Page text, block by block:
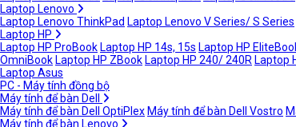
Laptop Lenovo
Laptop Lenovo ThinkPad Laptop Lenovo V Series/ S Series
Laptop HP
Laptop HP ProBook Laptop HP 14s, 15s Laptop HP
OmniBook Laptop HP ZBook Laptop HP 240/ 240R Laptop
Laptop Asus
PC - Máy tính đồng bộ
Máy tính để bàn Dell
Máy tính để bàn Dell OptiPlex Máy tính để bàn Dell Vostro
Máy tính để bàn Lenovo